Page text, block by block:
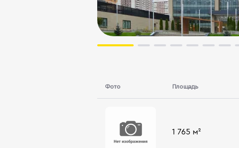
Фото Площадь
1 765 м²